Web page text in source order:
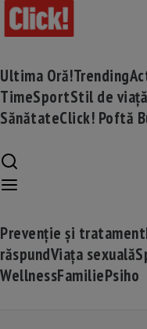
Ultima Oră!Trending
TimeSportStil de viață
SănătateClick! Poftă
Prevenție și tratament
răspundViața sexuală
WellnessFamiliePsiho